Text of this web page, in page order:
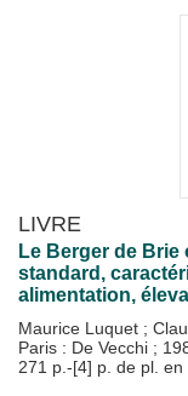
LIVRE
Le Berger de
standard,
alimentation,
Maurice Luquet ;
Paris : De Vecchi ;
271 p.-[4] p. de pl. en